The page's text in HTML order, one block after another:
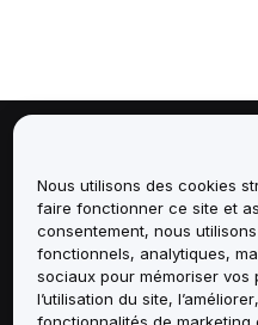
Services
Assistance
Nous utilisons des cookies
faire fonctionner ce site et
consentement, nous
fonctionnels, analytiques,
sociaux pour mémoriser vos
l’utilisation du site,